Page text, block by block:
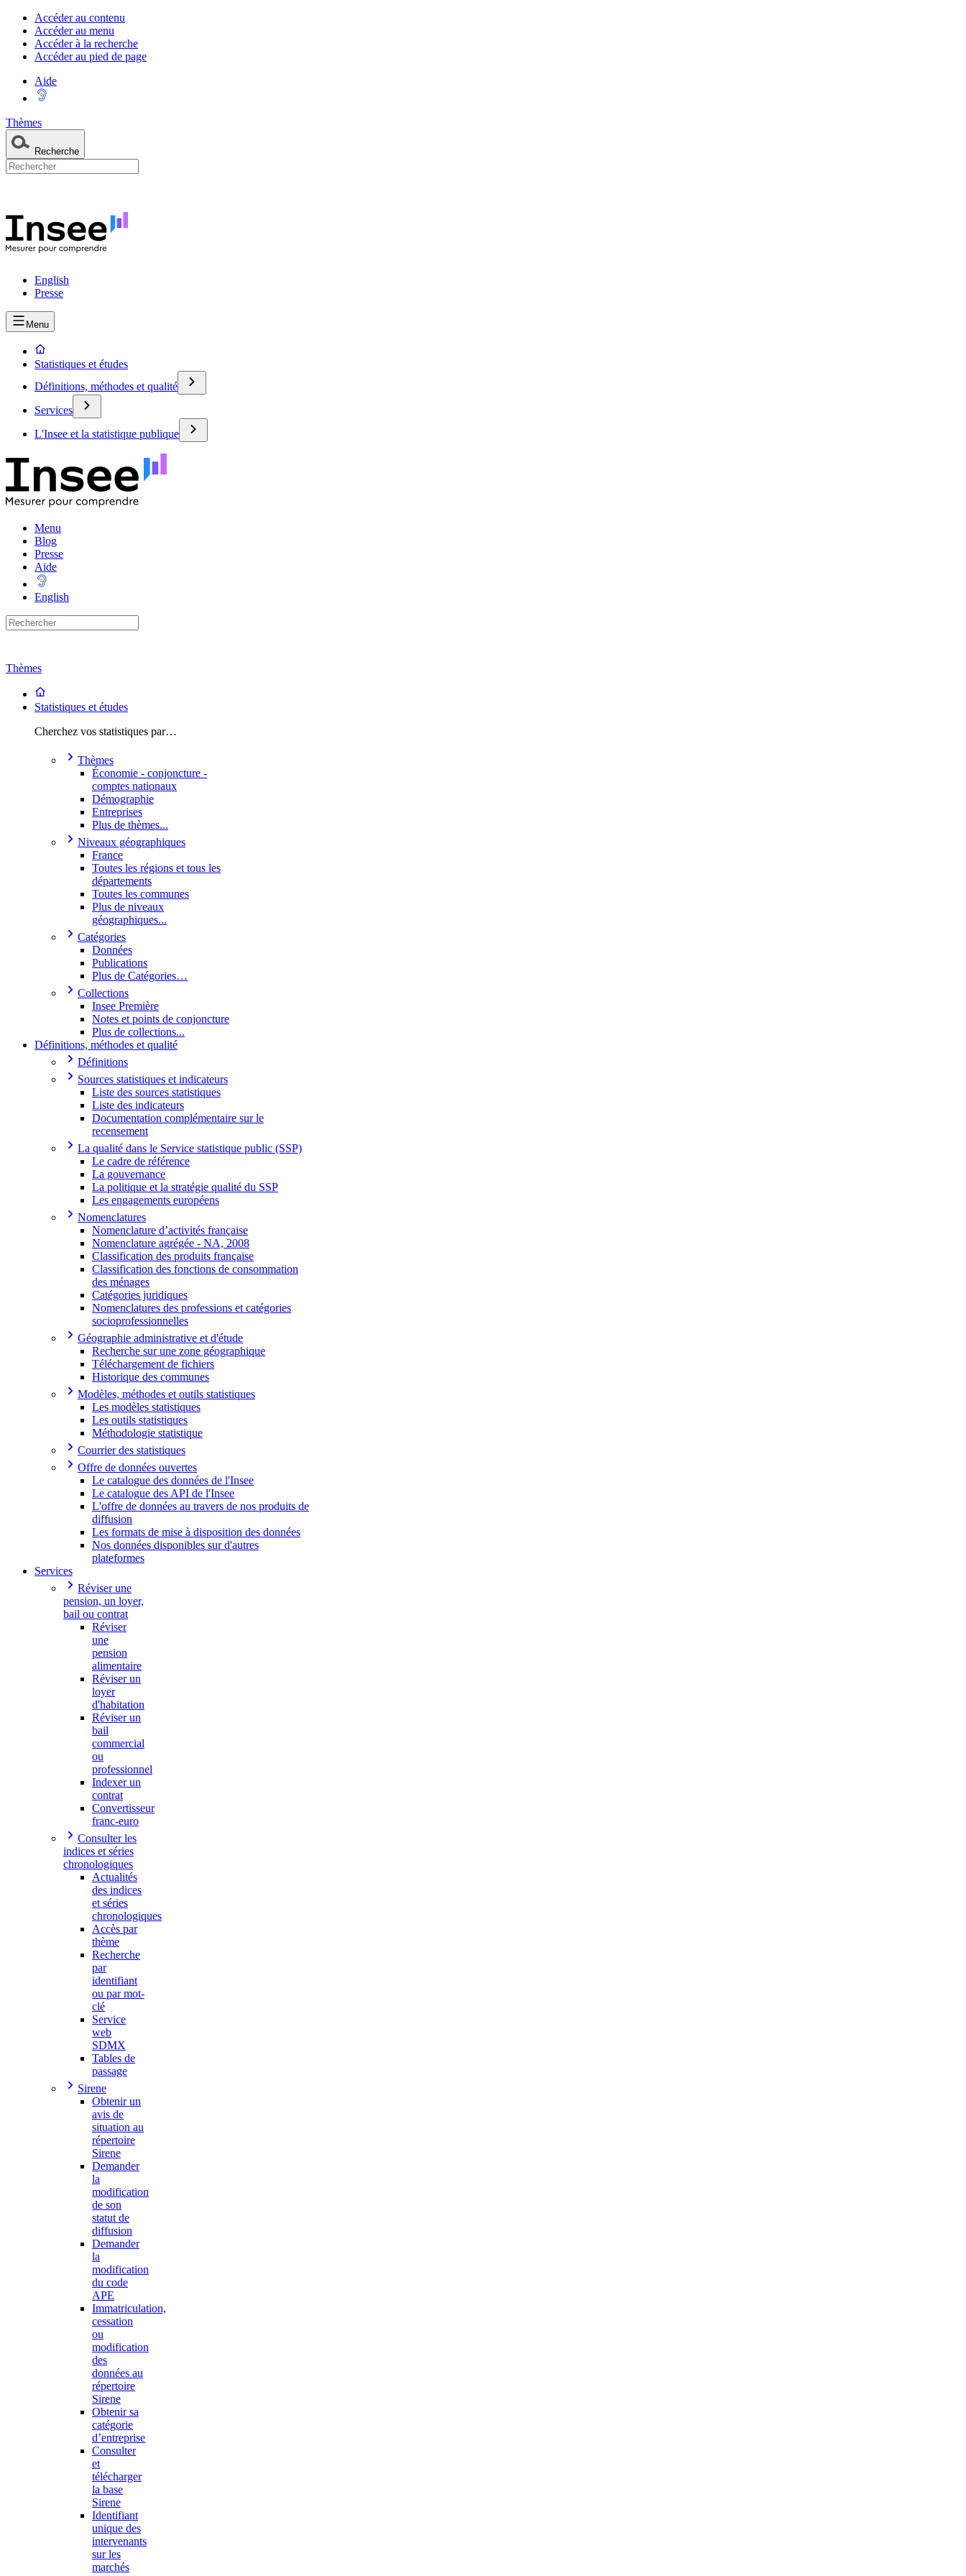
Accéder au contenu
Accéder au menu
Accéder à la recherche
Accéder au pied de page
Aide
Thèmes
Recherche
English
Presse
Menu
Statistiques et études
Définitions, méthodes et qualité
Services
L'Insee et la statistique publique
Menu
Blog
Presse
Aide
English
Thèmes
Statistiques et études
Cherchez vos statistiques par…
Thèmes
Économie - conjoncture -
comptes nationaux
Démographie
Entreprises
Plus de thèmes...
Niveaux géographiques
France
Toutes les régions et tous les
départements
Toutes les communes
Plus de niveaux
géographiques...
Catégories
Données
Publications
Plus de Catégories…
Collections
Insee Première
Notes et points de conjoncture
Plus de collections...
Définitions, méthodes et qualité
Définitions
Sources statistiques et indicateurs
Liste des sources statistiques
Liste des indicateurs
Documentation complémentaire sur le
recensement
La qualité dans le Service statistique public (SSP)
Le cadre de référence
La gouvernance
La politique et la stratégie qualité du SSP
Les engagements européens
Nomenclatures
Nomenclature d’activités française
Nomenclature agrégée - NA, 2008
Classification des produits française
Classification des fonctions de consommation
des ménages
Catégories juridiques
Nomenclatures des professions et catégories
socioprofessionnelles
Géographie administrative et d'étude
Recherche sur une zone géographique
Téléchargement de fichiers
Historique des communes
Modèles, méthodes et outils statistiques
Les modèles statistiques
Les outils statistiques
Méthodologie statistique
Courrier des statistiques
Offre de données ouvertes
Le catalogue des données de l'Insee
Le catalogue des API de l'Insee
L'offre de données au travers de nos produits de
diffusion
Les formats de mise à disposition des données
Nos données disponibles sur d'autres
plateformes
Services
Réviser une
pension, un loyer,
bail ou contrat
Réviser
une
pension
alimentaire
Réviser un
loyer
d'habitation
Réviser un
bail
commercial
ou
professionnel
Indexer un
contrat
Convertisseur
franc-euro
Consulter les
indices et séries
chronologiques
Actualités
des indices
et séries
chronologiques
Accès par
thème
Recherche
par
identifiant
ou par mot-
clé
Service
web
SDMX
Tables de
passage
Sirene
Obtenir un
avis de
situation au
répertoire
Sirene
Demander
la
modification
de son
statut de
diffusion
Demander
la
modification
du code
APE
Immatriculation,
cessation
ou
modification
des
données au
répertoire
Sirene
Obtenir sa
catégorie
d’entreprise
Consulter
et
télécharger
la base
Sirene
Identifiant
unique des
intervenants
sur les
marchés